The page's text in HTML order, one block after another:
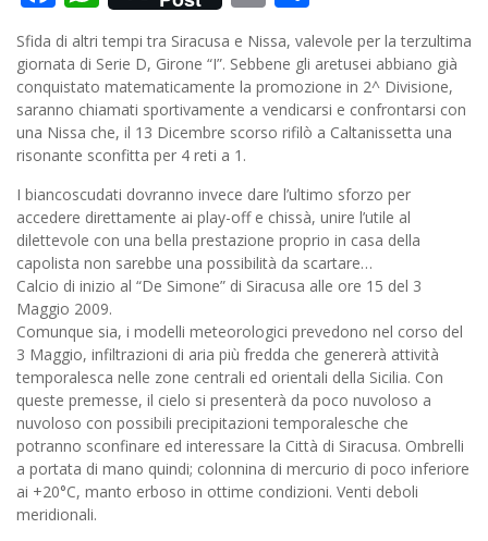
Sfida di altri tempi tra Siracusa e Nissa, valevole per la terzultima
giornata di Serie D, Girone “I”. Sebbene gli aretusei abbiano già
conquistato matematicamente la promozione in 2^ Divisione,
saranno chiamati sportivamente a vendicarsi e confrontarsi con
una Nissa che, il 13 Dicembre scorso rifilò a Caltanissetta una
risonante sconfitta per 4 reti a 1.
I biancoscudati dovranno invece dare l’ultimo sforzo per
accedere direttamente ai play-off e chissà, unire l’utile al
dilettevole con una bella prestazione proprio in casa della
capolista non sarebbe una possibilità da scartare…
Calcio di inizio al “De Simone” di Siracusa alle ore 15 del 3
Maggio 2009.
Comunque sia, i modelli meteorologici prevedono nel corso del
3 Maggio, infiltrazioni di aria più fredda che genererà attività
temporalesca nelle zone centrali ed orientali della Sicilia. Con
queste premesse, il cielo si presenterà da poco nuvoloso a
nuvoloso con possibili precipitazioni temporalesche che
potranno sconfinare ed interessare la Città di Siracusa. Ombrelli
a portata di mano quindi; colonnina di mercurio di poco inferiore
ai +20°C, manto erboso in ottime condizioni. Venti deboli
meridionali.